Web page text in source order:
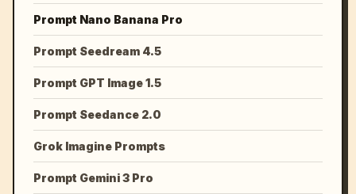
Prompt Nano Banana Pro
Prompt Seedream 4.5
Prompt GPT Image 1.5
Prompt Seedance 2.0
Grok Imagine Prompts
Prompt Gemini 3 Pro